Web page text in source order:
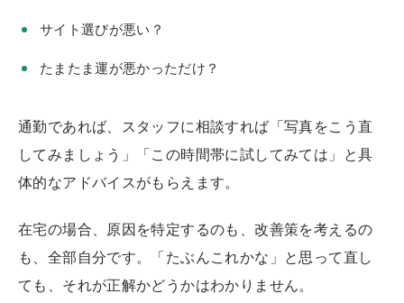
サイト選びが悪い？
たまたま運が悪かっただけ？
通勤であれば、スタッフに相談すれば「写真をこう直
してみましょう」「この時間帯に試してみては」と具
体的なアドバイスがもらえます。
在宅の場合、原因を特定するのも、改善策を考えるの
も、全部自分です。「たぶんこれかな」と思って直し
ても、それが正解かどうかはわかりません。